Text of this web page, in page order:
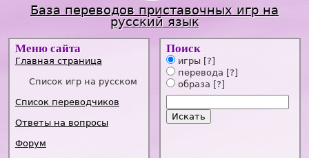
База переводов приставочных игр на
русский язык
Меню сайта
Главная страница
Список игр на русском
Список переводчиков
Ответы на вопросы
Форум
Поиск
игры [?]
перевода [?]
образа [?]